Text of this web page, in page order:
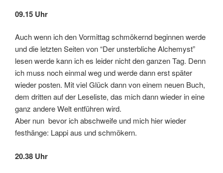
09.15 Uhr
Auch wenn ich den Vormittag schmökernd beginnen werde
und die letzten Seiten von “Der unsterbliche Alchemyst”
lesen werde kann ich es leider nicht den ganzen Tag. Denn
ich muss noch einmal weg und werde dann erst später
wieder posten. Mit viel Glück dann von einem neuen Buch,
dem dritten auf der Leseliste, das mich dann wieder in eine
ganz andere Welt entführen wird.
Aber nun bevor ich abschweife und mich hier wieder
festhänge: Lappi aus und schmökern.
20.38 Uhr